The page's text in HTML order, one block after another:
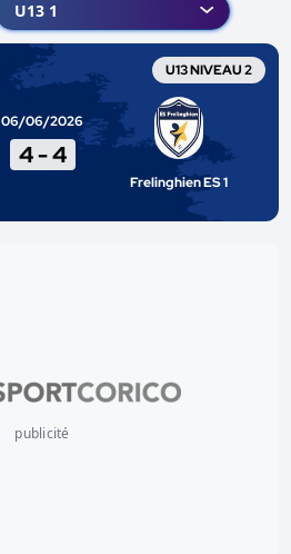
U13 NIVEAU 2
06/06/2026
4-4
Frelinghien ES 1
publicité